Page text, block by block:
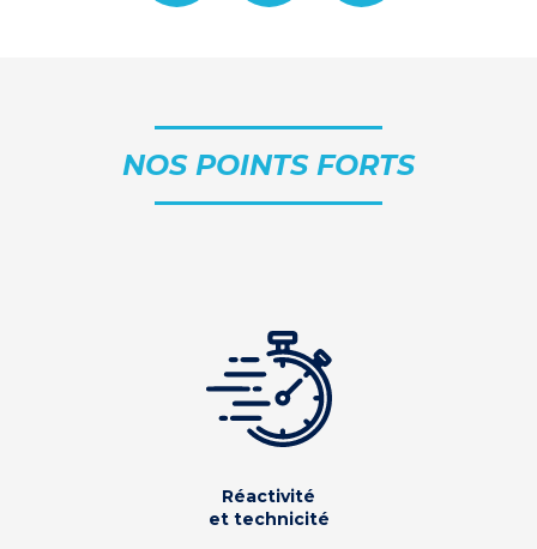
NOS POINTS FORTS
Réactivité
et technicité